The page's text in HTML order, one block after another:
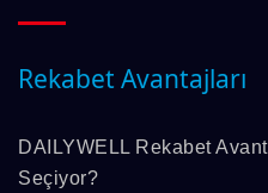
Rekabet Avantajları
DAILYWELL Rekabet
Seçiyor?